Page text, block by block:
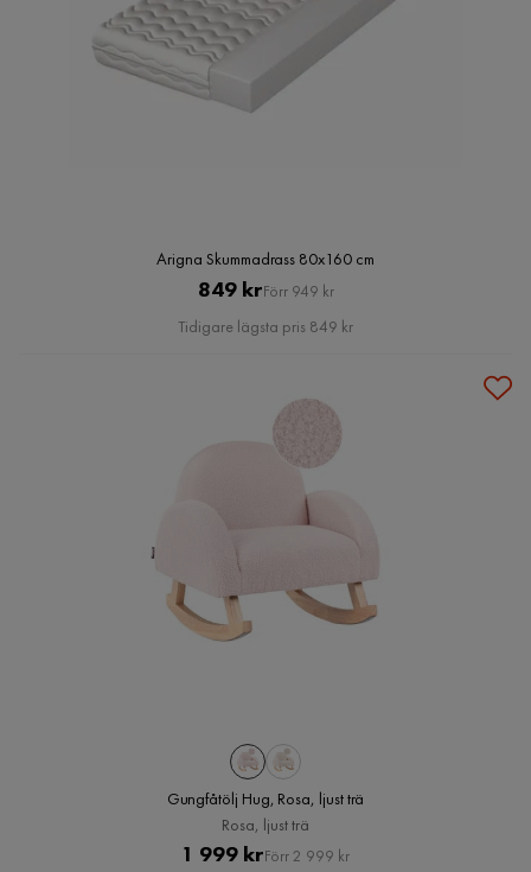
Arigna Skummadrass 80x160 cm
Pris
849 krOriginal
Pris
Förr 949 kr
Tidigare lägsta pris 849 kr
Gungfåtölj Hug, Rosa, ljust trä
Rosa, ljust trä
Pris
1 999 krOriginal
Förr 2 999 kr